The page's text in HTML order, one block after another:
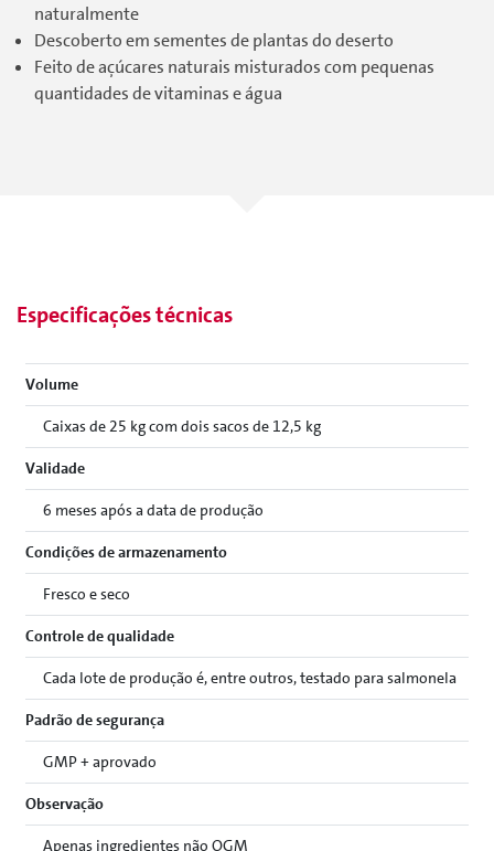
naturalmente
Descoberto em sementes de plantas do deserto
Feito de açúcares naturais misturados com pequenas
quantidades de vitaminas e água
Especificações técnicas
Volume
Caixas de 25 kg com dois sacos de 12,5 kg
Validade
6 meses após a data de produção
Condições de armazenamento
Fresco e seco
Controle de qualidade
Cada lote de produção é, entre outros, testado para salmonela
Padrão de segurança
GMP + aprovado
Observação
Apenas ingredientes não OGM